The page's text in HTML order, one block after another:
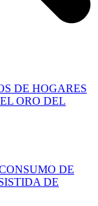
DE HOGARES
ORO DEL
DE
DE